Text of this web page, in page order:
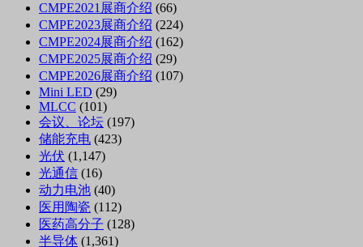
CMPE2021展商介绍 (66)
CMPE2023展商介绍 (224)
CMPE2024展商介绍 (162)
CMPE2025展商介绍 (29)
CMPE2026展商介绍 (107)
Mini LED (29)
MLCC (101)
会议、论坛 (197)
储能充电 (423)
光伏 (1,147)
光通信 (16)
动力电池 (40)
医用陶瓷 (112)
医药高分子 (128)
半导体 (1,361)